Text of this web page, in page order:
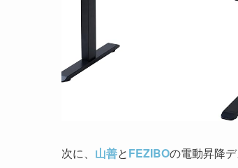
次に、 山善とFEZIBOの電動昇降